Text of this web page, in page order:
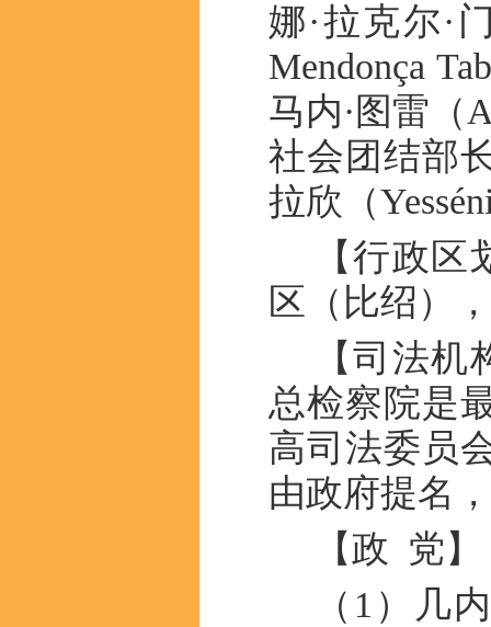
娜·拉克尔·
Mendonça
马内·图雷（
社会团结部
拉欣（
【行政
区（比绍）
【司法
总检察院是
高司法委员
由政府提名
【政 党
（1）几